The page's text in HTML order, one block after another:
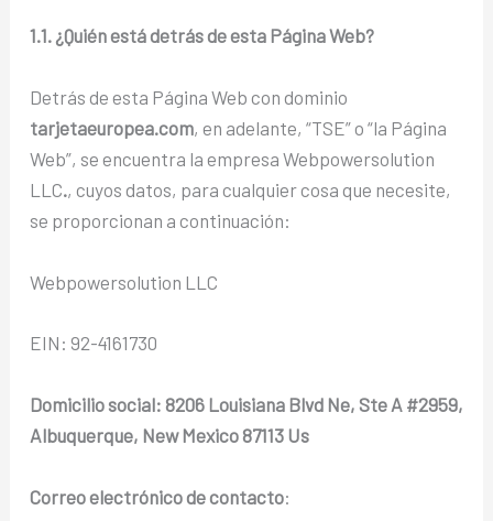
1.1. ¿Quién está detrás de esta Página Web?
Detrás de esta Página Web con dominio
tarjetaeuropea.com, en adelante, “TSE” o “la Página
Web”, se encuentra la empresa Webpowersolution
LLC., cuyos datos, para cualquier cosa que necesite,
se proporcionan a continuación:
Webpowersolution LLC
EIN: 92-4161730
Domicilio social: 8206 Louisiana Blvd Ne, Ste A #2959,
Albuquerque, New Mexico 87113 Us
Correo electrónico de contacto: